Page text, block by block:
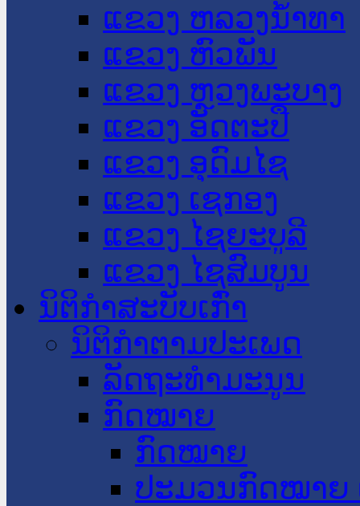
ແຂວງ ຫລວງນໍ້າທາ
ແຂວງ ຫົວພັນ
ແຂວງ ຫຼວງພະບາງ
ແຂວງ ອັດຕະປື
ແຂວງ ອຸດົມໄຊ
ແຂວງ ເຊກອງ
ແຂວງ ໄຊຍະບູລີ
ແຂວງ ໄຊສົມບູນ
ນິຕິກໍາສະບັບເກົ່າ
ນິຕິກຳຕາມປະເພດ
ລັດຖະທໍາມະນູນ
ກົດໝາຍ
ກົດໝາຍ
ປະມວນກົດໝາຍ